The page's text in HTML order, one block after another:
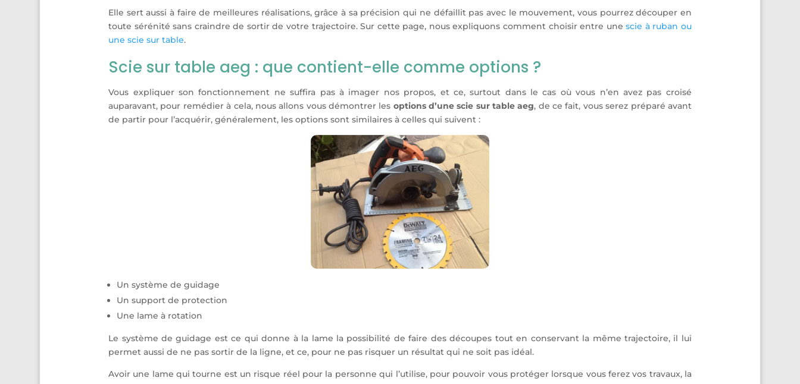
Elle sert aussi à faire de meilleures réalisations, grâce à sa précision qui ne défaillit pas avec le mouvement, vous pourrez découper en
toute sérénité sans craindre de sortir de votre trajectoire. Sur cette page, nous expliquons comment choisir entre unescie à ruban ou
une scie sur table.
Scie sur table aeg : que contient-elle comme options ?
Vous expliquer son fonctionnement ne suffira pas à imager nos propos, et ce, surtout dans le cas où vous n’en avez pas croisé
auparavant, pour remédier à cela, nous allons vous démontrer les options d’une scie sur table aeg, de ce fait, vous serez préparé avant
de partir pour l’acquérir, généralement, les options sont similaires à celles qui suivent :
Un système de guidage
Un support de protection
Une lame à rotation
Le système de guidage est ce qui donne à la lame la possibilité de faire des découpes tout en conservant la même trajectoire, il lui
permet aussi de ne pas sortir de la ligne, et ce, pour ne pas risquer un résultat qui ne soit pas idéal.
Avoir une lame qui tourne est un risque réel pour la personne qui l’utilise, pour pouvoir vous protéger lorsque vous ferez vos travaux, la